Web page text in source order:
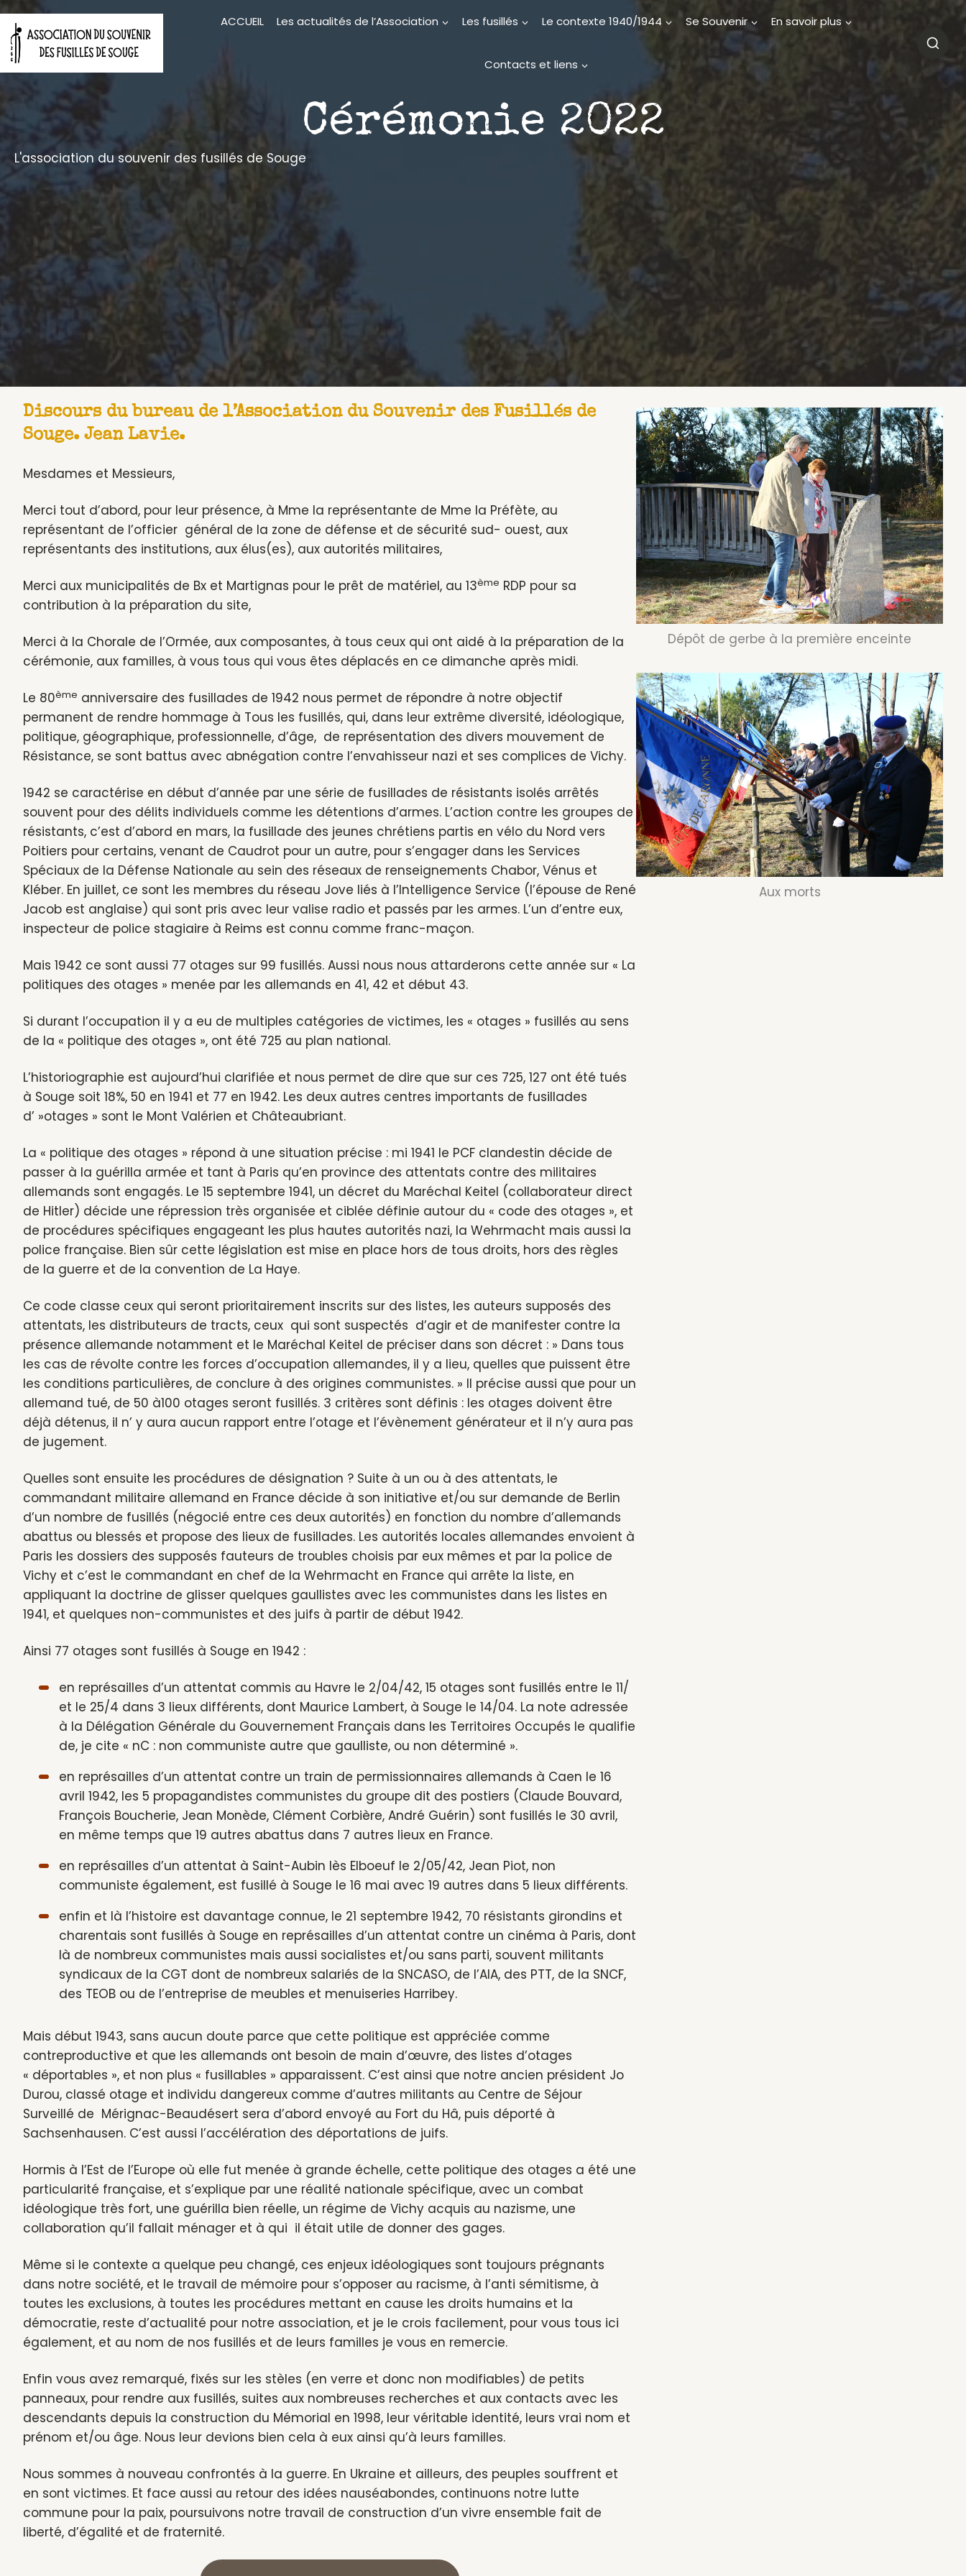
Aller
au
contenu
ACCUEIL Les actualités de l’Association Les fusillés Le contexte 1940/1944 Se Souvenir En savoir plus
Contacts et liens
Cérémonie 2022
L'association du souvenir des fusillés de Souge
Discours du bureau de l’Association du Souvenir des Fusillés de
Souge. Jean Lavie.
Mesdames et Messieurs,
Merci tout d’abord, pour leur présence, à Mme la représentante de Mme la Préfète, au
représentant de l’officier général de la zone de défense et de sécurité sud- ouest, aux
représentants des institutions, aux élus(es), aux autorités militaires,
Merci aux municipalités de Bx et Martignas pour le prêt de matériel, au 13ème RDP pour sa
contribution à la préparation du site,
Merci à la Chorale de l’Ormée, aux composantes, à tous ceux qui ont aidé à la préparation de la
cérémonie, aux familles, à vous tous qui vous êtes déplacés en ce dimanche après midi.
Le 80ème anniversaire des fusillades de 1942 nous permet de répondre à notre objectif
permanent de rendre hommage à Tous les fusillés, qui, dans leur extrême diversité, idéologique,
politique, géographique, professionnelle, d’âge, de représentation des divers mouvement de
Résistance, se sont battus avec abnégation contre l’envahisseur nazi et ses complices de Vichy.
1942 se caractérise en début d’année par une série de fusillades de résistants isolés arrêtés
souvent pour des délits individuels comme les détentions d’armes. L’action contre les groupes de
résistants, c’est d’abord en mars, la fusillade des jeunes chrétiens partis en vélo du Nord vers
Poitiers pour certains, venant de Caudrot pour un autre, pour s’engager dans les Services
Spéciaux de la Défense Nationale au sein des réseaux de renseignements Chabor, Vénus et
Kléber. En juillet, ce sont les membres du réseau Jove liés à l’Intelligence Service (l’épouse de René
Jacob est anglaise) qui sont pris avec leur valise radio et passés par les armes. L’un d’entre eux,
inspecteur de police stagiaire à Reims est connu comme franc-maçon.
Mais 1942 ce sont aussi 77 otages sur 99 fusillés. Aussi nous nous attarderons cette année sur « La
politiques des otages » menée par les allemands en 41, 42 et début 43.
Si durant l’occupation il y a eu de multiples catégories de victimes, les « otages » fusillés au sens
de la « politique des otages », ont été 725 au plan national.
L’historiographie est aujourd’hui clarifiée et nous permet de dire que sur ces 725, 127 ont été tués
à Souge soit 18%, 50 en 1941 et 77 en 1942. Les deux autres centres importants de fusillades
d’ »otages » sont le Mont Valérien et Châteaubriant.
La « politique des otages » répond à une situation précise : mi 1941 le PCF clandestin décide de
passer à la guérilla armée et tant à Paris qu’en province des attentats contre des militaires
allemands sont engagés. Le 15 septembre 1941, un décret du Maréchal Keitel (collaborateur direct
de Hitler) décide une répression très organisée et ciblée définie autour du « code des otages », et
de procédures spécifiques engageant les plus hautes autorités nazi, la Wehrmacht mais aussi la
police française. Bien sûr cette législation est mise en place hors de tous droits, hors des règles
de la guerre et de la convention de La Haye.
Ce code classe ceux qui seront prioritairement inscrits sur des listes, les auteurs supposés des
attentats, les distributeurs de tracts, ceux qui sont suspectés d’agir et de manifester contre la
présence allemande notamment et le Maréchal Keitel de préciser dans son décret : » Dans tous
les cas de révolte contre les forces d’occupation allemandes, il y a lieu, quelles que puissent être
les conditions particulières, de conclure à des origines communistes. » Il précise aussi que pour un
allemand tué, de 50 à100 otages seront fusillés. 3 critères sont définis : les otages doivent être
déjà détenus, il n’ y aura aucun rapport entre l’otage et l’évènement générateur et il n’y aura pas
de jugement.
Quelles sont ensuite les procédures de désignation ? Suite à un ou à des attentats, le
commandant militaire allemand en France décide à son initiative et/ou sur demande de Berlin
d’un nombre de fusillés (négocié entre ces deux autorités) en fonction du nombre d’allemands
abattus ou blessés et propose des lieux de fusillades. Les autorités locales allemandes envoient à
Paris les dossiers des supposés fauteurs de troubles choisis par eux mêmes et par la police de
Vichy et c’est le commandant en chef de la Wehrmacht en France qui arrête la liste, en
appliquant la doctrine de glisser quelques gaullistes avec les communistes dans les listes en
1941, et quelques non-communistes et des juifs à partir de début 1942.
Ainsi 77 otages sont fusillés à Souge en 1942 :
en représailles d’un attentat commis au Havre le 2/04/42, 15 otages sont fusillés entre le 11/
et le 25/4 dans 3 lieux différents, dont Maurice Lambert, à Souge le 14/04. La note adressée
à la Délégation Générale du Gouvernement Français dans les Territoires Occupés le qualifie
de, je cite « nC : non communiste autre que gaulliste, ou non déterminé ».
en représailles d’un attentat contre un train de permissionnaires allemands à Caen le 16
avril 1942, les 5 propagandistes communistes du groupe dit des postiers (Claude Bouvard,
François Boucherie, Jean Monède, Clément Corbière, André Guérin) sont fusillés le 30 avril,
en même temps que 19 autres abattus dans 7 autres lieux en France.
en représailles d’un attentat à Saint-Aubin lès Elboeuf le 2/05/42, Jean Piot, non
communiste également, est fusillé à Souge le 16 mai avec 19 autres dans 5 lieux différents.
enfin et là l’histoire est davantage connue, le 21 septembre 1942, 70 résistants girondins et
charentais sont fusillés à Souge en représailles d’un attentat contre un cinéma à Paris, dont
là de nombreux communistes mais aussi socialistes et/ou sans parti, souvent militants
syndicaux de la CGT dont de nombreux salariés de la SNCASO, de l’AIA, des PTT, de la SNCF,
des TEOB ou de l’entreprise de meubles et menuiseries Harribey.
Mais début 1943, sans aucun doute parce que cette politique est appréciée comme
contreproductive et que les allemands ont besoin de main d’œuvre, des listes d’otages
« déportables », et non plus « fusillables » apparaissent. C’est ainsi que notre ancien président Jo
Durou, classé otage et individu dangereux comme d’autres militants au Centre de Séjour
Surveillé de Mérignac-Beaudésert sera d’abord envoyé au Fort du Hâ, puis déporté à
Sachsenhausen. C’est aussi l’accélération des déportations de juifs.
Hormis à l’Est de l’Europe où elle fut menée à grande échelle, cette politique des otages a été une
particularité française, et s’explique par une réalité nationale spécifique, avec un combat
idéologique très fort, une guérilla bien réelle, un régime de Vichy acquis au nazisme, une
collaboration qu’il fallait ménager et à qui il était utile de donner des gages.
Même si le contexte a quelque peu changé, ces enjeux idéologiques sont toujours prégnants
dans notre société, et le travail de mémoire pour s’opposer au racisme, à l’anti sémitisme, à
toutes les exclusions, à toutes les procédures mettant en cause les droits humains et la
démocratie, reste d’actualité pour notre association, et je le crois facilement, pour vous tous ici
également, et au nom de nos fusillés et de leurs familles je vous en remercie.
Enfin vous avez remarqué, fixés sur les stèles (en verre et donc non modifiables) de petits
panneaux, pour rendre aux fusillés, suites aux nombreuses recherches et aux contacts avec les
descendants depuis la construction du Mémorial en 1998, leur véritable identité, leurs vrai nom et
prénom et/ou âge. Nous leur devions bien cela à eux ainsi qu’à leurs familles.
Nous sommes à nouveau confrontés à la guerre. En Ukraine et ailleurs, des peuples souffrent et
en sont victimes. Et face aussi au retour des idées nauséabondes, continuons notre lutte
commune pour la paix, poursuivons notre travail de construction d’un vivre ensemble fait de
liberté, d’égalité et de fraternité.
Dépôt de gerbe à la première enceinte
Aux morts